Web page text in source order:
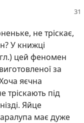
не тріскає,
У книжці
цей феномен
за
яєчна
тріскають під
Яйце
має дуже